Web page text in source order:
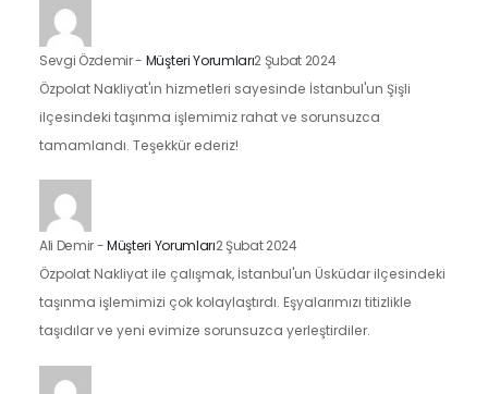
Sevgi Özdemir- Müşteri Yorumları2 Şubat 2024
Özpolat Nakliyat'ın hizmetleri sayesinde İstanbul'un Şişli
ilçesindeki taşınma işlemimiz rahat ve sorunsuzca
tamamlandı. Teşekkür ederiz!
Ali Demir-Müşteri Yorumları2 Şubat 2024
Özpolat Nakliyat ile çalışmak, İstanbul'un Üsküdar ilçesindeki
taşınma işlemimizi çok kolaylaştırdı. Eşyalarımızı titizlikle
taşıdılar ve yeni evimize sorunsuzca yerleştirdiler.